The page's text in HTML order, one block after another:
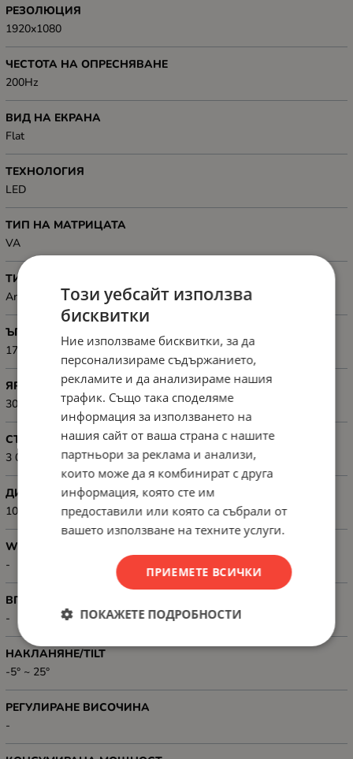
РЕЗОЛЮЦИЯ
1920x1080
ЧЕСТОТА НА ОПРЕСНЯВАНЕ
200Hz
ВИД НА ЕКРАНА
Flat
ТЕХНОЛОГИЯ
LED
ТИП НА МАТРИЦАТА
VA
ТИП НА ДИСПЛЕЯ
Anti-Glare
ЪГЪЛ НА ВИДИМОСТ
178° / 178 °
ЯРКОСТ
300cd/m2
СТАТИЧЕН КОНТРАСТ
3 000:1
ДИНАМИЧЕН КОНТРАСТ
100 000 000:1
WEB КАМЕРА
-
ВГРАДЕНИ ГОВОРИТЕЛИ
-
НАКЛАНЯНЕ/TILT
-5° ~ 25°
РЕГУЛИРАНЕ ВИСОЧИНА
-
Този уебсайт използва
бисквитки
Ние използваме бисквитки, за да
персонализираме съдържанието,
рекламите и да анализираме нашия
трафик. Също така споделяме
информация за използването на
нашия сайт от ваша страна с нашите
партньори за реклама и анализи,
които може да я комбинират с друга
информация, която сте им
предоставили или която са събрали от
вашето използване на техните услуги.
ПРИЕМЕТЕ ВСИЧКИ
ПОКАЖЕТЕ ПОДРОБНОСТИ